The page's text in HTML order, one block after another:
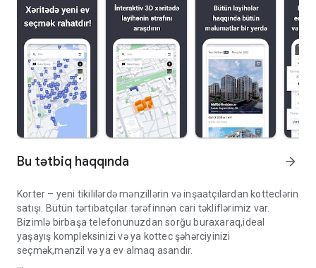
Bu tətbiq haqqında arrow_forward
Korter – yeni tikililərdə mənzillərin və inşaatçılardan kotteclərin
satışı. Bütün tərtibatçılar tərəfinnən cari təkliflərimiz var.
Bizimlə birbaşa telefonunuzdan sorğu buraxaraq,ideal
yaşayış kompleksinizi və ya kottec şəhərciyinizi
seçmək,mənzil və ya ev almaq asandır.